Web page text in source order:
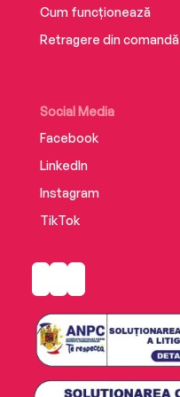
Cum funcționează
Retragere din comandă
Social Media
Facebook
LinkedIn
Instagram
TikTok